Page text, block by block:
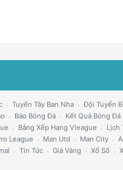
Tuyển Tây Ban Nha Đội Tuyển
Báo Bóng Đá Kết Quả Bóng Đá
Bảng Xếp Hạng Vleague Lịch
League Man Utd Man City
Tin Tức Giá Vàng Xổ Số